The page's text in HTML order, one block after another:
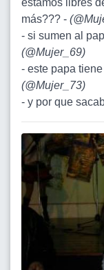
estamos libres
más??? - (
- si sumen al
(@Mujer_69)
- este papa
(@Mujer_73)
- y por que